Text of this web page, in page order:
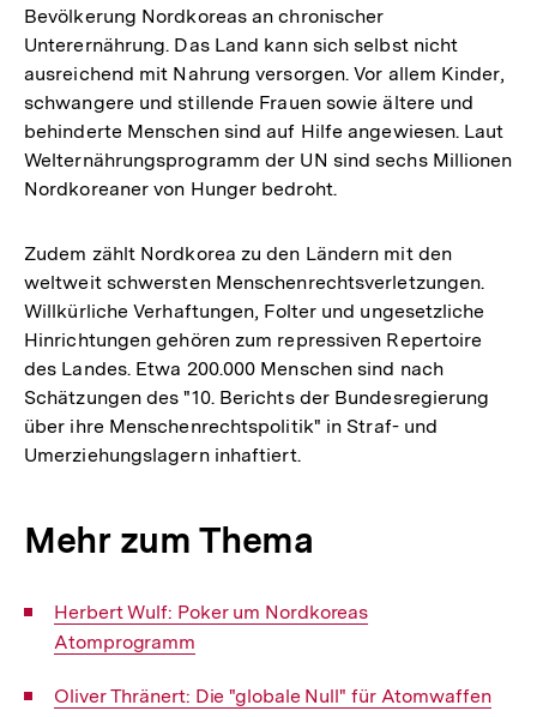
Bevölkerung Nordkoreas an chronischer
Unterernährung. Das Land kann sich selbst nicht
ausreichend mit Nahrung versorgen. Vor allem Kinder,
schwangere und stillende Frauen sowie ältere und
behinderte Menschen sind auf Hilfe angewiesen. Laut
Welternährungsprogramm der UN sind sechs Millionen
Nordkoreaner von Hunger bedroht.
Zudem zählt Nordkorea zu den Ländern mit den
weltweit schwersten Menschenrechtsverletzungen.
Willkürliche Verhaftungen, Folter und ungesetzliche
Hinrichtungen gehören zum repressiven Repertoire
des Landes. Etwa 200.000 Menschen sind nach
Schätzungen des "10. Berichts der Bundesregierung
über ihre Menschenrechtspolitik" in Straf- und
Umerziehungslagern inhaftiert.
Mehr zum Thema
Interner
Link:
Herbert Wulf: Poker um Nordkoreas
Atomprogramm
Interner
Oliver Thränert: Die "globale Null" für Atomwaffen